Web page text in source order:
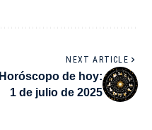
NEXT ARTICLE
Horóscopo de hoy:
1 de julio de 2025